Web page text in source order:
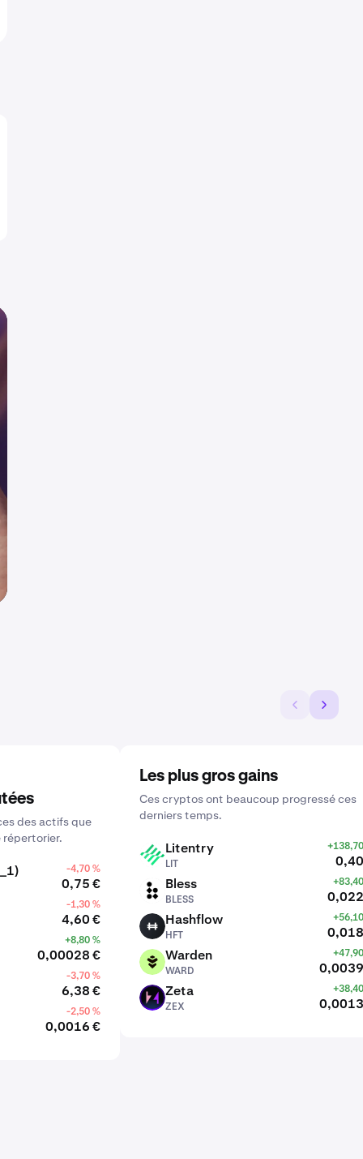
des actifs que
-4,70 %
0,75 €
-1,30 %
4,60 €
+8,80 %
0,00028 €
-3,70 %
6,38 €
-2,50 %
0,0016 €
Les plus gros gains
Ces cryptos ont beaucoup progressé ces
derniers temps.
LIT Litentry
LIT
BLESS Bless
BLESS
HFT Hashflow
HFT
WARD Warden
WARD
ZEX Zeta
ZEX